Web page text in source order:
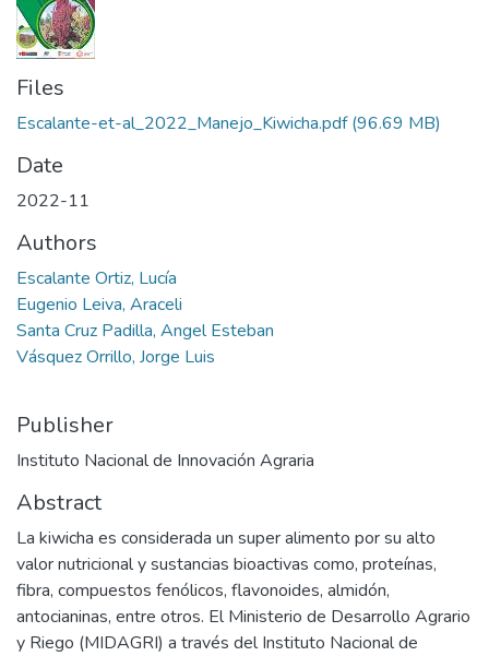
Files
Escalante-et-al_2022_Manejo_Kiwicha.pdf(96.69 MB)
Date
2022-11
Authors
Escalante Ortiz, Lucía
Eugenio Leiva, Araceli
Santa Cruz Padilla, Angel Esteban
Vásquez Orrillo, Jorge Luis
Publisher
Instituto Nacional de Innovación Agraria
Abstract
La kiwicha es considerada un super alimento por su alto
valor nutricional y sustancias bioactivas como, proteínas,
fibra, compuestos fenólicos, flavonoides, almidón,
antocianinas, entre otros. El Ministerio de Desarrollo Agrario
y Riego (MIDAGRI) a través del Instituto Nacional de